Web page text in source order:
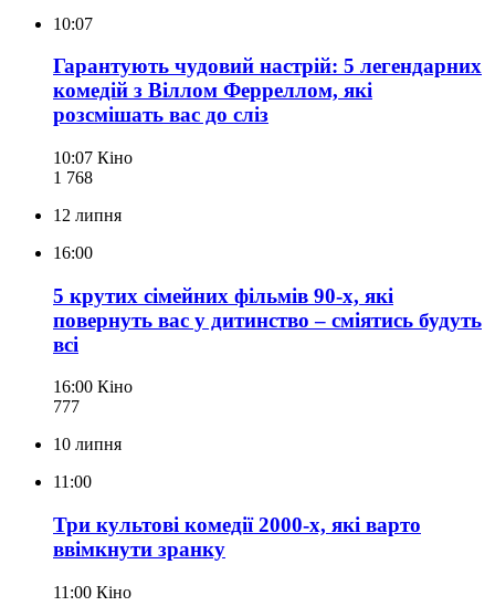
10:07
Гарантують чудовий настрій: 5 легендарних
комедій з Віллом Ферреллом, які
розсмішать вас до сліз
10:07 Кіно
1 768
12 липня
16:00
5 крутих сімейних фільмів 90-х, які
повернуть вас у дитинство – сміятись будуть
всі
16:00 Кіно
777
10 липня
11:00
Три культові комедії 2000-х, які варто
ввімкнути зранку
11:00 Кіно